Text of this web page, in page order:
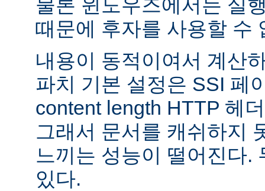
물론 윈도우즈에서는 실
때문에 후자를 사용할 수
내용이 동적이여서 계산
파치 기본 설정은 SSI 페
content length HTTP 헤
그래서 문서를 캐쉬하지
느끼는 성능이 떨어진다.
있다.